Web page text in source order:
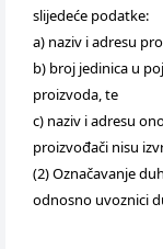
slijedeće podatke:
a) naziv i adresu
b) broj jedinica u
proizvoda, te
c) naziv i adresu
proizvođači nisu
(2) Označavanje
odnosno uvoznici